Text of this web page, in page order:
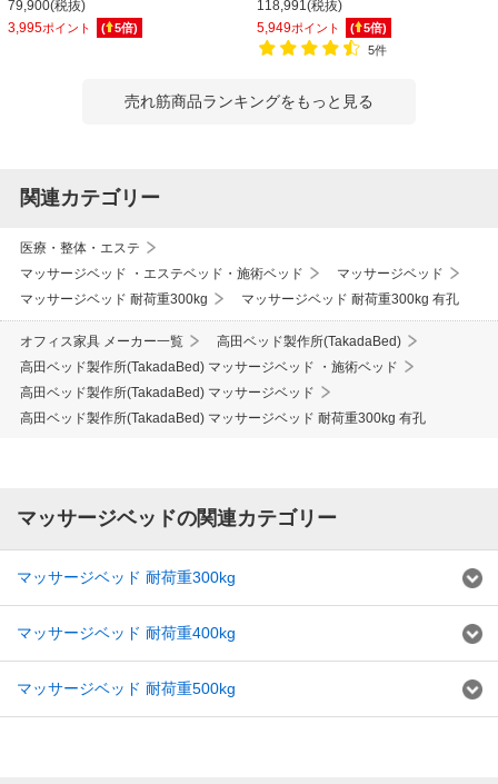
79,900(税抜)
3,995ポイント ( 5倍)
ベッド
118,991(税抜)
5,949ポイント ( 5倍)
5件
売れ筋商品ランキングをもっと見る
関連カテゴリー
医療・整体・エステ
マッサージベッド ・エステベッド・施術ベッド
マッサージベッド
マッサージベッド 耐荷重300kg
マッサージベッド 耐荷重300kg 有孔
オフィス家具 メーカー一覧
高田ベッド製作所(TakadaBed)
高田ベッド製作所(TakadaBed) マッサージベッド ・施術ベッド
高田ベッド製作所(TakadaBed) マッサージベッド
高田ベッド製作所(TakadaBed) マッサージベッド 耐荷重300kg 有孔
マッサージベッドの関連カテゴリー
マッサージベッド 耐荷重300kg
マッサージベッド 耐荷重400kg
マッサージベッド 耐荷重500kg